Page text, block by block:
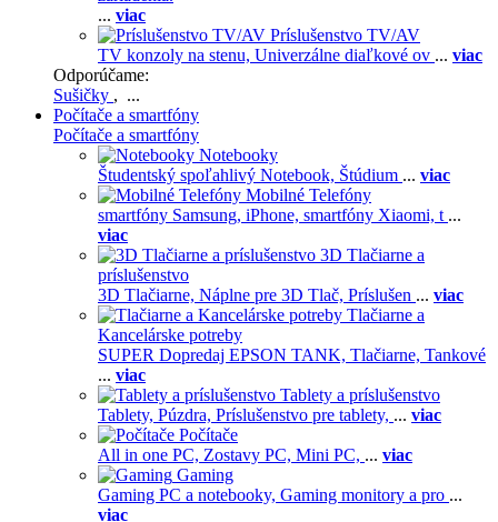
... viac
Príslušenstvo TV/AV
TV konzoly na stenu, Univerzálne diaľkové ov ... viac
Odporúčame:
Sušičky , ...
Počítače a smartfóny
Počítače a smartfóny
Notebooky
Študentský spoľahlivý Notebook, Štúdium ... viac
Mobilné Telefóny
smartfóny Samsung, iPhone, smartfóny Xiaomi, t ...
viac
3D Tlačiarne a
príslušenstvo
3D Tlačiarne, Náplne pre 3D Tlač, Príslušen ... viac
Tlačiarne a
Kancelárske potreby
SUPER Dopredaj EPSON TANK, Tlačiarne, Tankové
... viac
Tablety a príslušenstvo
Tablety, Púzdra, Príslušenstvo pre tablety, ... viac
Počítače
All in one PC, Zostavy PC, Mini PC, ... viac
Gaming
Gaming PC a notebooky, Gaming monitory a pro ...
viac